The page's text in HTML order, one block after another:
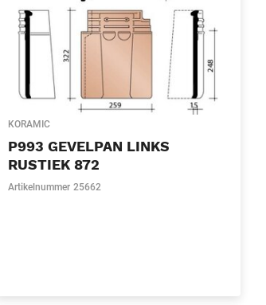
KORAMIC
P993 GEVELPAN LINKS
RUSTIEK 872
Artikelnummer 25662